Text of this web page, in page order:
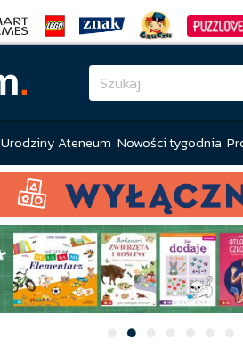
Urodziny Ateneum Nowości tygodnia